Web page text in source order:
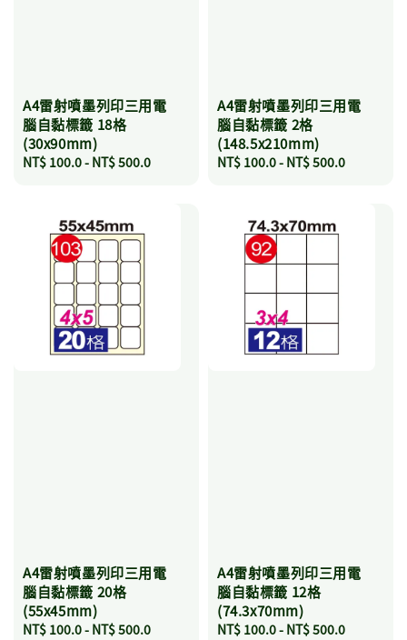
A4雷射噴墨列印三用電
腦自黏標籤 18格
(30x90mm)
Regular
NT$ 100.0- NT$ 500.0
A4雷射噴墨列印三用電
腦自黏標籤 2格
(148.5x210mm)
Regular
NT$ 100.0- NT$ 500.0
A4雷射噴墨列印三用電
腦自黏標籤 20格
(55x45mm)
Regular
NT$ 100.0- NT$ 500.0
A4雷射噴墨列印三用電
腦自黏標籤 12格
(74.3x70mm)
Regular
NT$ 100.0- NT$ 500.0